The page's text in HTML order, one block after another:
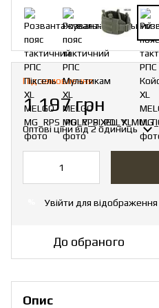
Під замовлення
1 197 грн
Оптові цінивід 2 одиниць
Увійти для
До обраного
Опис